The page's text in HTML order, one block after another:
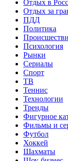
Отдых в
Отдых за
ПДД
Политика
Психология
Рынки
Сериалы
Спорт
ТВ
Теннис
Технологии
Тренды
Фигурное
Фильмы и
Футбол
Хоккей
Шахматы